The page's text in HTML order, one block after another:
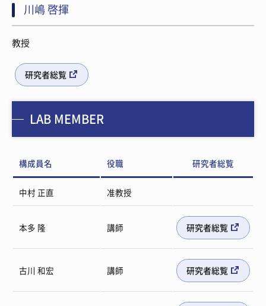
川嶋 啓揮
教授
研究者総覧
LAB MEMBER
構成員名 役職 研究者総覧
中村 正直 准教授
本多 隆 講師 研究者総覧
古川 和宏 講師 研究者総覧